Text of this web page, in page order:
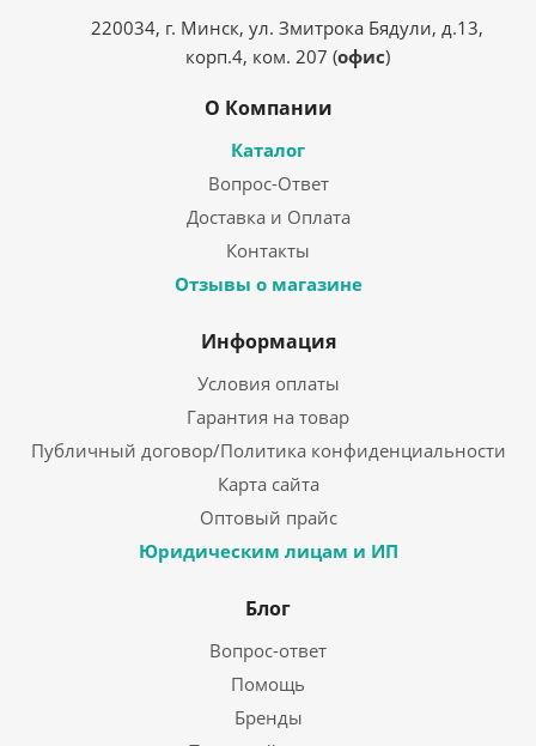
220034, г. Минск, ул. Змитрока Бядули, д.13,
корп.4, ком. 207 (офис)
О Компании
Каталог
Вопрос-Ответ
Доставка и Оплата
Контакты
Отзывы о магазине
Информация
Условия оплаты
Гарантия на товар
Публичный договор/Политика конфиденциальности
Карта сайта
Оптовый прайс
Юридическим лицам и ИП
Блог
Вопрос-ответ
Помощь
Бренды